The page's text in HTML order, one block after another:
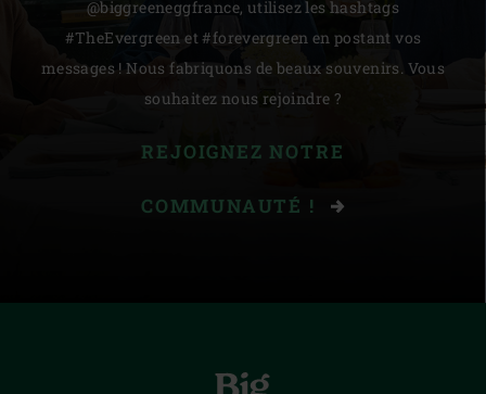
@biggreeneggfrance, utilisez les hashtags
#TheEvergreen et #forevergreen en postant vos
messages ! Nous fabriquons de beaux souvenirs. Vous
souhaitez nous rejoindre ?
REJOIGNEZ NOTRE
COMMUNAUTÉ !